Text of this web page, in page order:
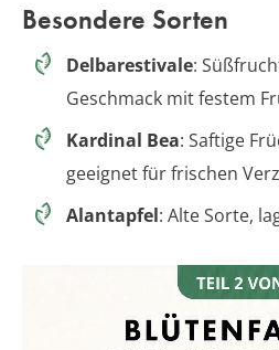
Besondere Sorten
Delbarestivale:
Geschmack mit festem
Kardinal Bea: Saftige
geeignet für frischen
Alantapfel: Alte Sorte,